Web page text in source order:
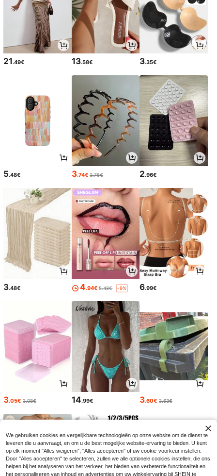
21.49€ 13.58€ 3.35€
5.48€ 3.74€ 3.75€ 2.96€
3.48€ 4.94€ 5.48€ -9% 6.99€
3.05€ 3.08€ 14.99€ 3.60€ 3.63€
We gebruiken cookies en vergelijkbare technologieën op onze website om de dienst te
leveren die u aanvraagt, en om u de best mogelijke website-ervaring te bieden. U kunt
op elk moment "Alles weigeren", "Alles accepteren" of uw cookie-voorkeur instellen.
Door "Alles accepteren" te selecteren, zullen we alle optionele cookies instellen, die ons
helpen bij het analyseren van het verkeer, het bieden van verbeterde functionaliteit en
het personaliseren van inhoud en advertenties om uw winkelervaring bij SHEIN te